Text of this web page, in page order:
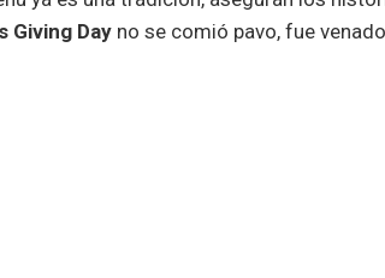
Giving Day no se comió pavo, fue